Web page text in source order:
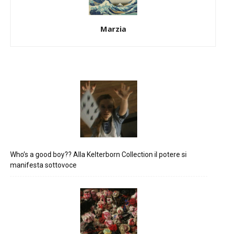
Marzia
Who’s a good boy?? Alla Kelterborn Collection il potere si
manifesta sottovoce